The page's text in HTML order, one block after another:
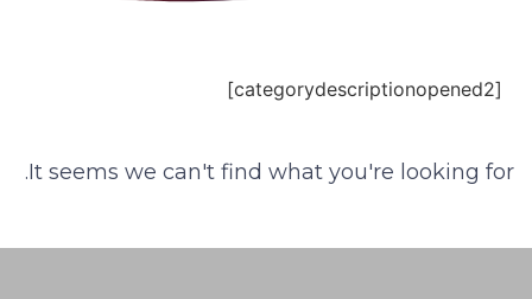
[categorydescriptionopened2]
It seems we can't find what you're looking for.